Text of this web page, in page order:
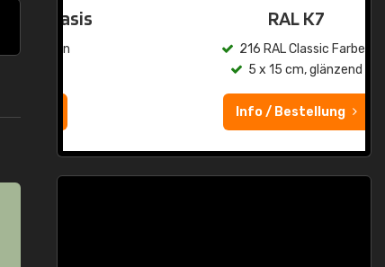
216 RAL Classic Farben
5 x 15 cm, glänzend
Info / Bestellung